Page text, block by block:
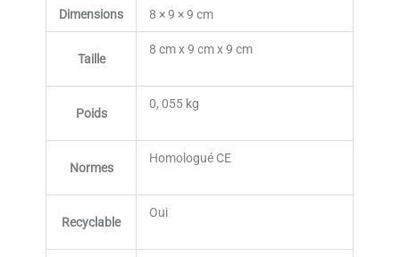
Dimensions 8 × 9 × 9 cm
Taille
8 cm x 9 cm x 9 cm
Poids
0, 055 kg
Normes
Homologué CE
Recyclable
Oui